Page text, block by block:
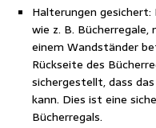
Halterungen gesichert:
wie z. B.
einem Wandständer
Rückseite des
sichergestellt, dass
kann. Dies ist eine
Bücherregals.